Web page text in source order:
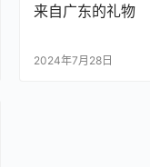
来自广东的礼物
2024年7月28日